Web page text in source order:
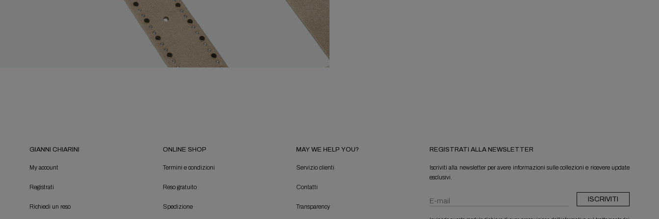
GIANNI CHIARINI
My account
Registrati
Richiedi un reso
ONLINE SHOP
Termini e condizioni
Reso gratuito
Spedizione
MAY WE HELP YOU?
Servizio clienti
Contatti
Transparency
REGISTRATI ALLA NEWSLETTER
Iscriviti alla newsletter per avere informazioni sulle collezioni e ricevere update
esclusivi.
ISCRIVITI